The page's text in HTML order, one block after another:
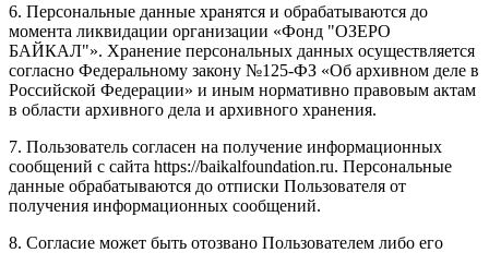
6. Персональные данные хранятся и обрабатываются до
момента ликвидации организации «Фонд "ОЗЕРО
БАЙКАЛ"». Хранение персональных данных осуществляется
согласно Федеральному закону №125-ФЗ «Об архивном деле в
Российской Федерации» и иным нормативно правовым актам
в области архивного дела и архивного хранения.
7. Пользователь согласен на получение информационных
сообщений с сайта https://baikalfoundation.ru. Персональные
данные обрабатываются до отписки Пользователя от
получения информационных сообщений.
8. Согласие может быть отозвано Пользователем либо его